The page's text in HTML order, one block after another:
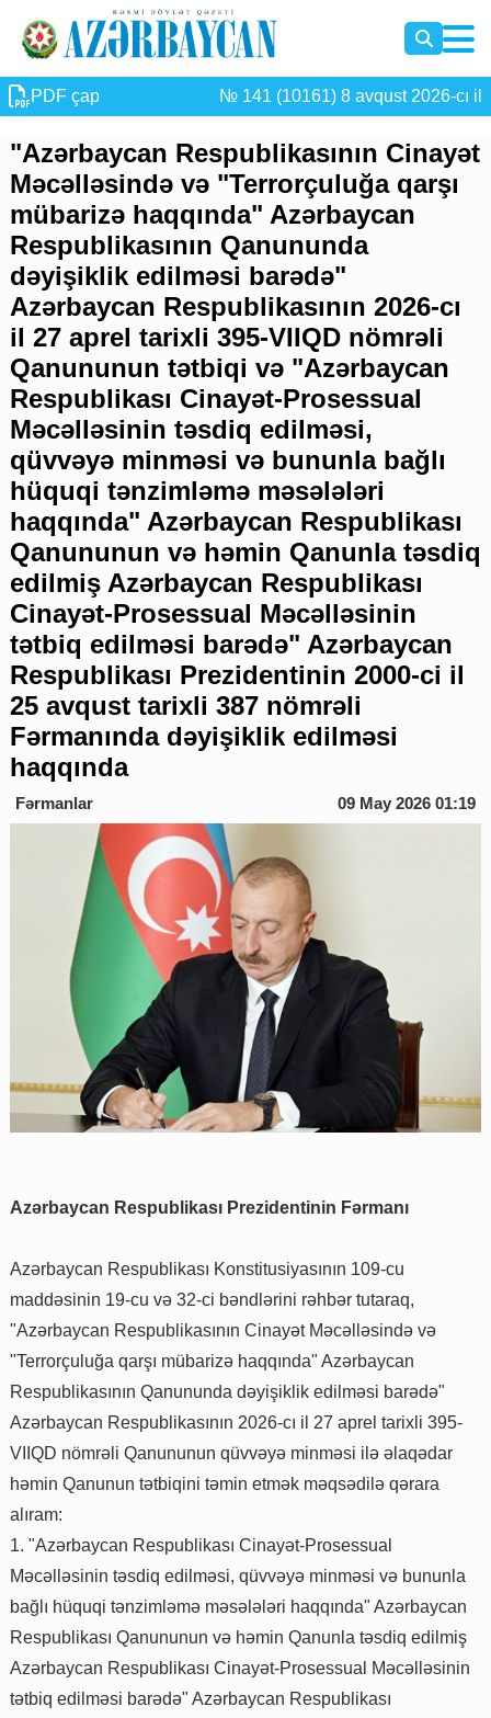
PDF çap № 141 (10161) 8 avqust 2026-cı il
"Azərbaycan Respublikasının Cinayət
Məcəlləsində və "Terrorçuluğa qarşı
mübarizə haqqında" Azərbaycan
Respublikasının Qanununda
dəyişiklik edilməsi barədə"
Azərbaycan Respublikasının 2026-cı
il 27 aprel tarixli 395-VIIQD nömrəli
Qanununun tətbiqi və "Azərbaycan
Respublikası Cinayət-Prosessual
Məcəlləsinin təsdiq edilməsi,
qüvvəyə minməsi və bununla bağlı
hüquqi tənzimləmə məsələləri
haqqında" Azərbaycan Respublikası
Qanununun və həmin Qanunla təsdiq
edilmiş Azərbaycan Respublikası
Cinayət-Prosessual Məcəlləsinin
tətbiq edilməsi barədə" Azərbaycan
Respublikası Prezidentinin 2000-ci il
25 avqust tarixli 387 nömrəli
Fərmanında dəyişiklik edilməsi
haqqında
Fərmanlar 09 May 2026 01:19
Azərbaycan Respublikası Prezidentinin Fərmanı
Azərbaycan Respublikası Konstitusiyasının 109-cu
maddəsinin 19-cu və 32-ci bəndlərini rəhbər tutaraq,
"Azərbaycan Respublikasının Cinayət Məcəlləsində və
"Terrorçuluğa qarşı mübarizə haqqında" Azərbaycan
Respublikasının Qanununda dəyişiklik edilməsi barədə"
Azərbaycan Respublikasının 2026-cı il 27 aprel tarixli 395-
VIIQD nömrəli Qanununun qüvvəyə minməsi ilə əlaqədar
həmin Qanunun tətbiqini təmin etmək məqsədilə qərara
alıram:
1. "Azərbaycan Respublikası Cinayət-Prosessual
Məcəlləsinin təsdiq edilməsi, qüvvəyə minməsi və bununla
bağlı hüquqi tənzimləmə məsələləri haqqında" Azərbaycan
Respublikası Qanununun və həmin Qanunla təsdiq edilmiş
Azərbaycan Respublikası Cinayət-Prosessual Məcəlləsinin
tətbiq edilməsi barədə" Azərbaycan Respublikası